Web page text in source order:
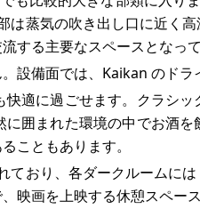
蒸気の吹き出し口に近く
する主要なスペースとなって
設備面では、Kaikan のドラ
適に過ごせます。クラシ
囲まれた環境の中でお酒
こともあります。
おり、各ダークルームに
映画を上映する休憩スペース